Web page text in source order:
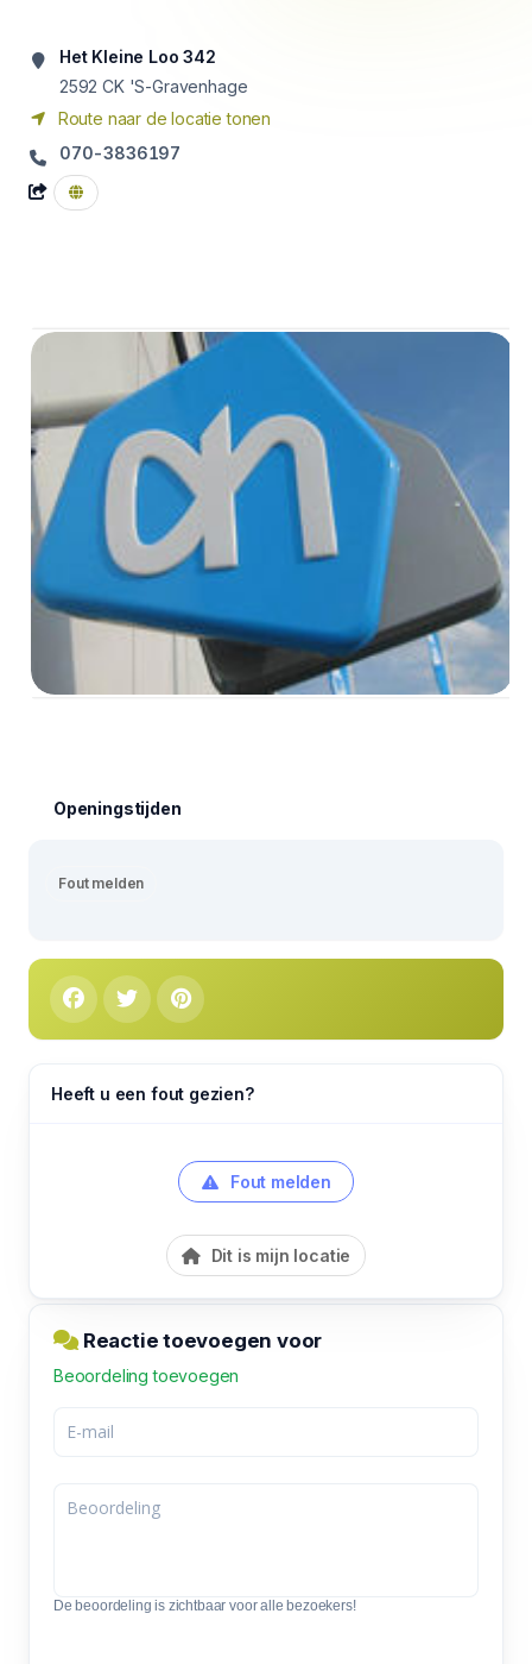
Het Kleine Loo 342
2592 CK 'S-Gravenhage
Route naar de locatie tonen
070-3836197
Openingstijden
Fout melden
Heeft u een fout gezien?
Fout melden
Dit is mijn locatie
Reactie toevoegen voor
Beoordeling toevoegen
De beoordeling is zichtbaar voor alle bezoekers!